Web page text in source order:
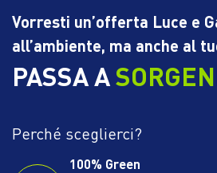
Vorresti un’offerta Luce e
all’ambiente, ma anche al
PASSA A
Perché sceglierci?
100% Green